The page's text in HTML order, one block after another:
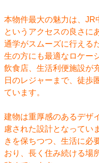
本物件最大の魅力は、JR
というアクセスの良さに
通学がスムーズに行える
生の方にも最適なロケー
飲食店、生活利便施設が
日のレジャーまで、徒歩
ています。
建物は重厚感のあるデザ
慮された設計となってい
きを保ちつつ、生活に必
おり、長く住み続ける場